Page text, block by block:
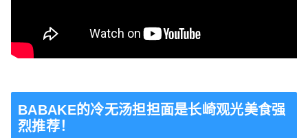
BABAKE的冷无汤担担面是长崎观光美食强
烈推荐！